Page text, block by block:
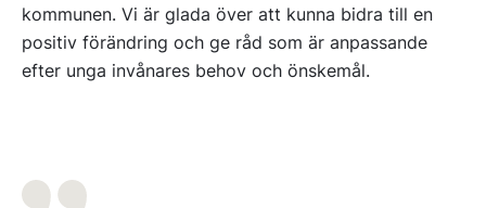
kommunen. Vi är glada över att kunna bidra till en
positiv förändring och ge råd som är anpassande
efter unga invånares behov och önskemål.